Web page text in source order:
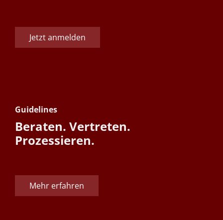
Jetzt anmelden
Guidelines
Beraten. Vertreten.
Prozessieren.
Mehr erfahren